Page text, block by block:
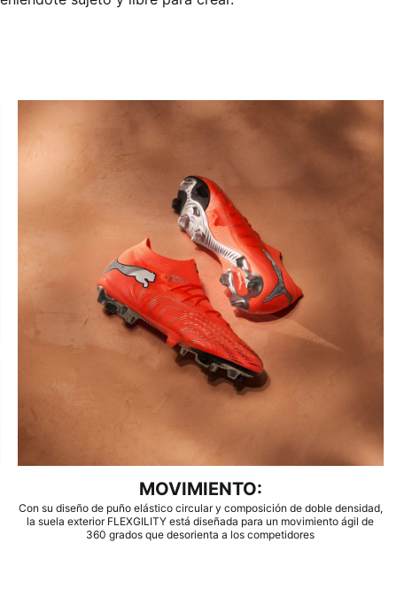
MOVIMIENTO:
Con su diseño de puño elástico circular y composición de doble densidad,
la suela exterior FLEXGILITY está diseñada para un movimiento ágil de
360 grados que desorienta a los competidores